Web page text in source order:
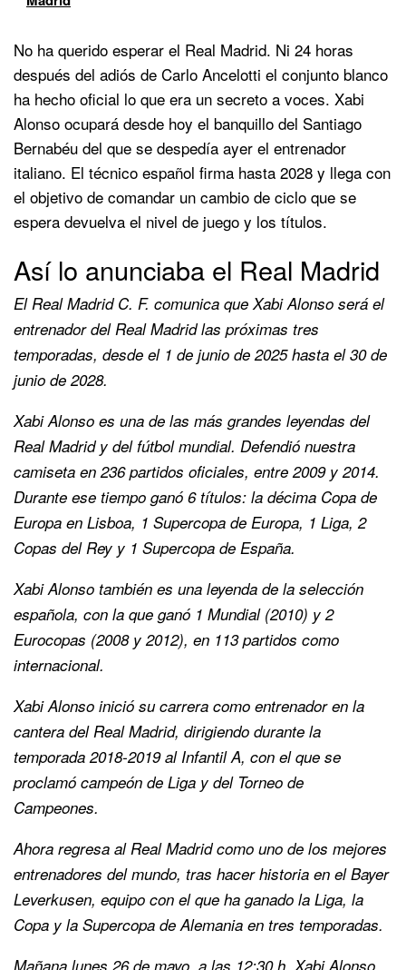
No ha querido esperar el Real Madrid. Ni 24 horas
después del adiós de Carlo Ancelotti el conjunto blanco
ha hecho oficial lo que era un secreto a voces. Xabi
Alonso ocupará desde hoy el banquillo del Santiago
Bernabéu del que se despedía ayer el entrenador
italiano. El técnico español firma hasta 2028 y llega con
el objetivo de comandar un cambio de ciclo que se
espera devuelva el nivel de juego y los títulos.
Así lo anunciaba el Real Madrid
El Real Madrid C. F. comunica que Xabi Alonso será el
entrenador del Real Madrid las próximas tres
temporadas, desde el 1 de junio de 2025 hasta el 30 de
junio de 2028.
Xabi Alonso es una de las más grandes leyendas del
Real Madrid y del fútbol mundial. Defendió nuestra
camiseta en 236 partidos oficiales, entre 2009 y 2014.
Durante ese tiempo ganó 6 títulos: la décima Copa de
Europa en Lisboa, 1 Supercopa de Europa, 1 Liga, 2
Copas del Rey y 1 Supercopa de España.
Xabi Alonso también es una leyenda de la selección
española, con la que ganó 1 Mundial (2010) y 2
Eurocopas (2008 y 2012), en 113 partidos como
internacional.
Xabi Alonso inició su carrera como entrenador en la
cantera del Real Madrid, dirigiendo durante la
temporada 2018-2019 al Infantil A, con el que se
proclamó campeón de Liga y del Torneo de
Campeones.
Ahora regresa al Real Madrid como uno de los mejores
entrenadores del mundo, tras hacer historia en el Bayer
Leverkusen, equipo con el que ha ganado la Liga, la
Copa y la Supercopa de Alemania en tres temporadas.
Mañana lunes 26 de mayo, a las 12:30 h, Xabi Alonso